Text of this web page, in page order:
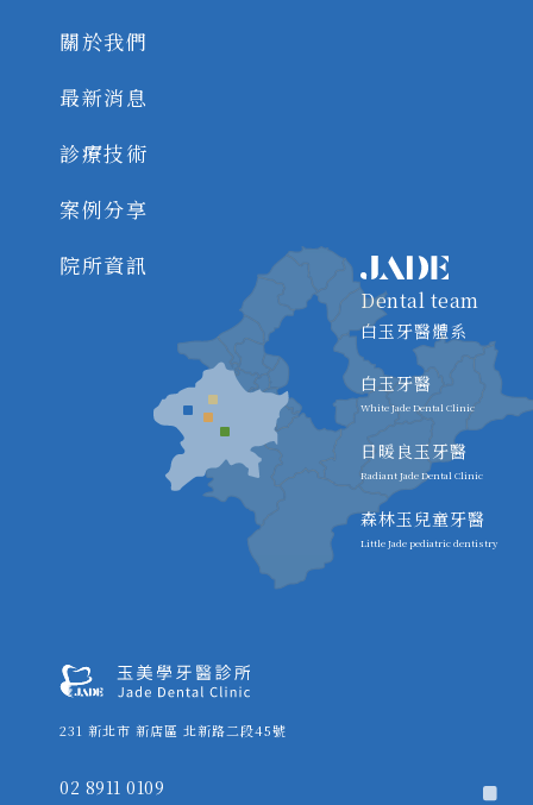
關於我們
最新消息
診療技術
案例分享
院所資訊
231 新北市 新店區 北新路二段45號
02 8911 0109
Dental team
白玉牙醫體系
白玉牙醫
White Jade Dental Clinic
日暖良玉牙醫
Radiant Jade Dental Clinic
森林玉兒童牙醫
Little Jade pediatric dentistry